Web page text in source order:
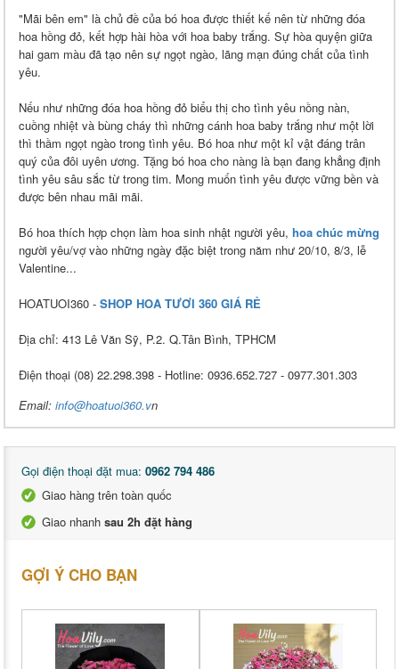
"Mãi bên em" là chủ đề của bó hoa được thiết kế nên từ những đóa
hoa hồng đỏ, kết hợp hài hòa với hoa baby trắng. Sự hòa quyện giữa
hai gam màu đã tạo nên sự ngọt ngào, lãng mạn đúng chất của tình
yêu.
Nếu như những đóa hoa hồng đỏ biểu thị cho tình yêu nồng nàn,
cuồng nhiệt và bùng cháy thì những cánh hoa baby trắng như một lời
thì thầm ngọt ngào trong tình yêu. Bó hoa như một kỉ vật đáng trân
quý của đôi uyên ương. Tặng bó hoa cho nàng là bạn đang khẳng định
tình yêu sâu sắc từ trong tim. Mong muốn tình yêu được vững bền và
được bên nhau mãi mãi.
Bó hoa thích hợp chọn làm hoa sinh nhật người yêu, hoa chúc mừng
người yêu/vợ vào những ngày đặc biệt trong năm như 20/10, 8/3, lễ
Valentine...
HOATUOI360 - SHOP HOA TƯƠI 360 GIÁ RẺ
Địa chỉ: 413 Lê Văn Sỹ, P.2. Q.Tân Bình, TPHCM
Điện thoại (08) 22.298.398 - Hotline: 0936.652.727 - 0977.301.303
Email: info@hoatuoi360.vn
Gọi điện thoại đặt mua: 0962 794 486
Giao hàng trên toàn quốc
Giao nhanh sau 2h đặt hàng
GỢI Ý CHO BẠN